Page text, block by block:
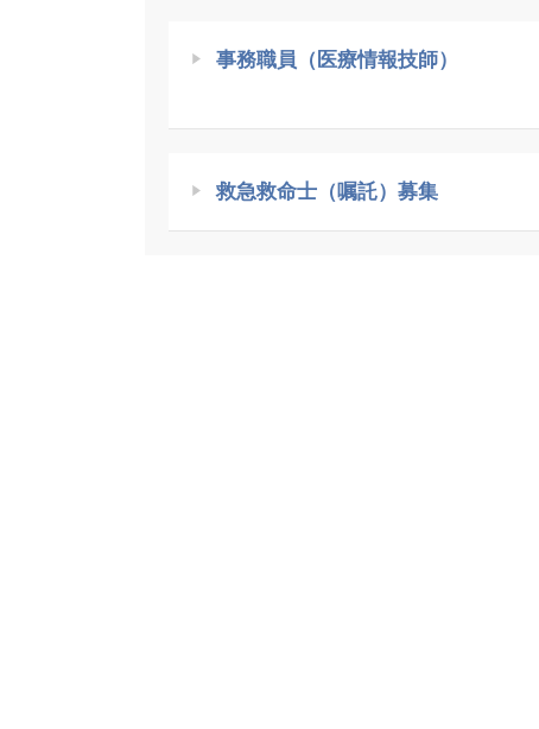
事務職員（医療情報技師）
救急救命士（嘱託）募集